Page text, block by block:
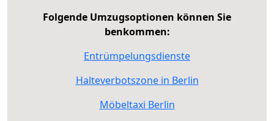
Folgende Umzugsoptionen können Sie
benkommen:
Entrümpelungsdienste
Halteverbotszone in Berlin
Möbeltaxi Berlin